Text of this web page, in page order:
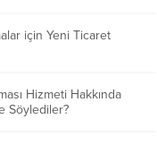
için Yeni Ticaret
Hizmeti Hakkında
Söylediler?